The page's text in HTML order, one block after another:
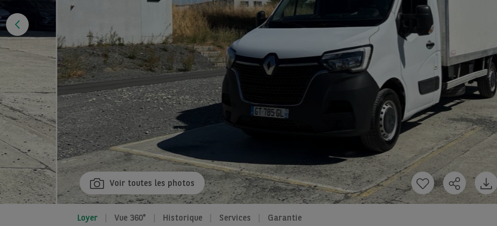
Voir toutes les photos
Loyer Vue 360° Historique Services Garantie